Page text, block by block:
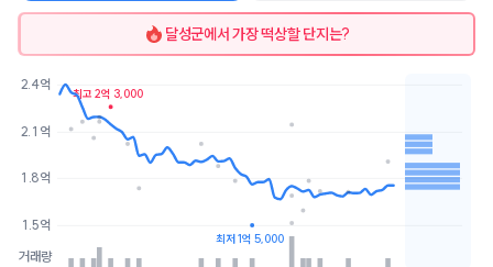
달성군에서 가장 떡상할 단지는?
거래량
1.5억
1.8억
2.1억
2.4억
최고 2억 3,000
최저 1억 5,000
호가
1.7억
2개